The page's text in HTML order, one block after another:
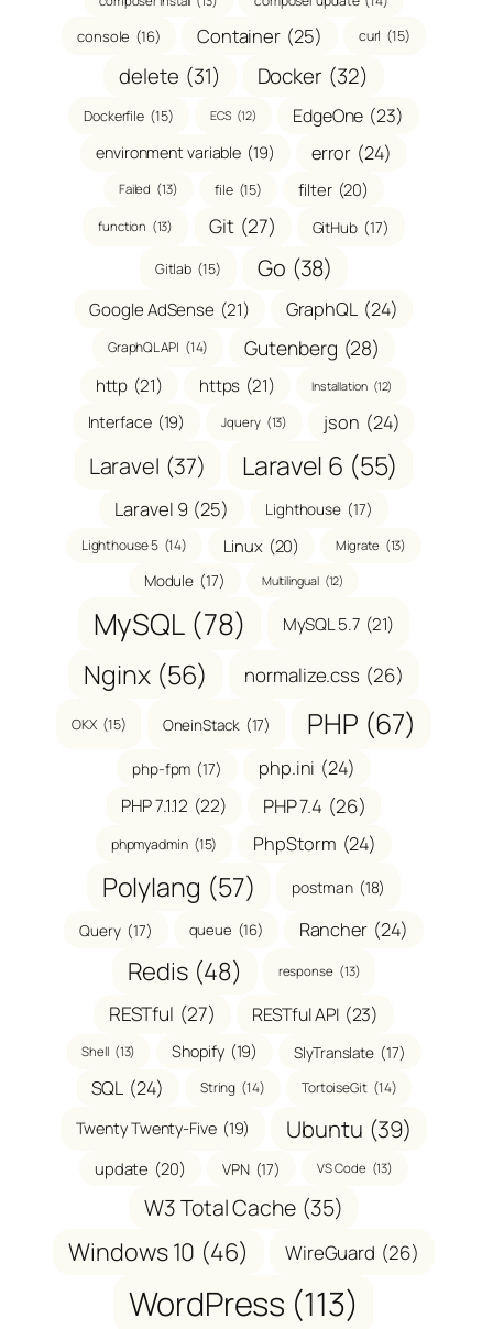
console (16) Container (25) curl (15)
delete (31) Docker (32)
Dockerfile (15) ECS (12) EdgeOne (23)
environment variable (19) error (24)
Failed (13) file (15) filter (20)
function (13) Git (27) GitHub (17)
Gitlab (15) Go (38)
Google AdSense (21) GraphQL (24)
GraphQL API (14) Gutenberg (28)
http (21) https (21) Installation (12)
Interface (19) Jquery (13) json (24)
Laravel (37) Laravel 6 (55)
Laravel 9 (25) Lighthouse (17)
Lighthouse 5 (14) Linux (20) Migrate (13)
Module (17) Multilingual (12)
MySQL (78) MySQL 5.7 (21)
Nginx (56) normalize.css (26)
OKX (15) OneinStack (17) PHP (67)
php-fpm (17) php.ini (24)
PHP 7.1.12 (22) PHP 7.4 (26)
phpmyadmin (15) PhpStorm (24)
Polylang (57) postman (18)
Query (17) queue (16) Rancher (24)
Redis (48) response (13)
RESTful (27) RESTful API (23)
Shell (13) Shopify (19) SlyTranslate (17)
SQL (24) String (14) TortoiseGit (14)
Twenty Twenty-Five (19) Ubuntu (39)
update (20) VPN (17) VS Code (13)
W3 Total Cache (35)
Windows 10 (46) WireGuard (26)
WordPress (113)